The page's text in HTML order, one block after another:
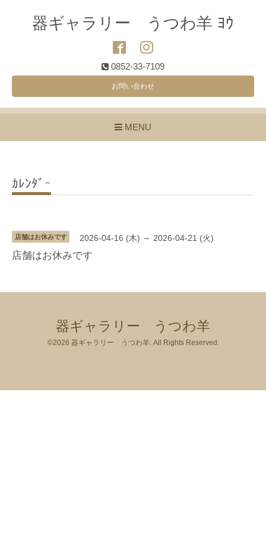
器ギャラリー うつわ羊 ﾖｳ
0852-33-7109
お問い合わせ
MENU
ｶﾚﾝﾀﾞｰ
店舗はお休みです 2026-04-16 (木) ～ 2026-04-21 (火)
店舗はお休みです
器ギャラリー うつわ羊
©2026 器ギャラリー うつわ羊. All Rights Reserved.